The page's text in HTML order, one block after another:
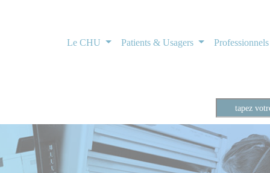
Le CHU Patients & Usagers